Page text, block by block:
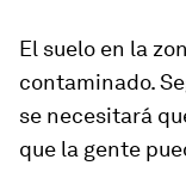
El suelo en la
contaminado.
se necesitará
que la gente